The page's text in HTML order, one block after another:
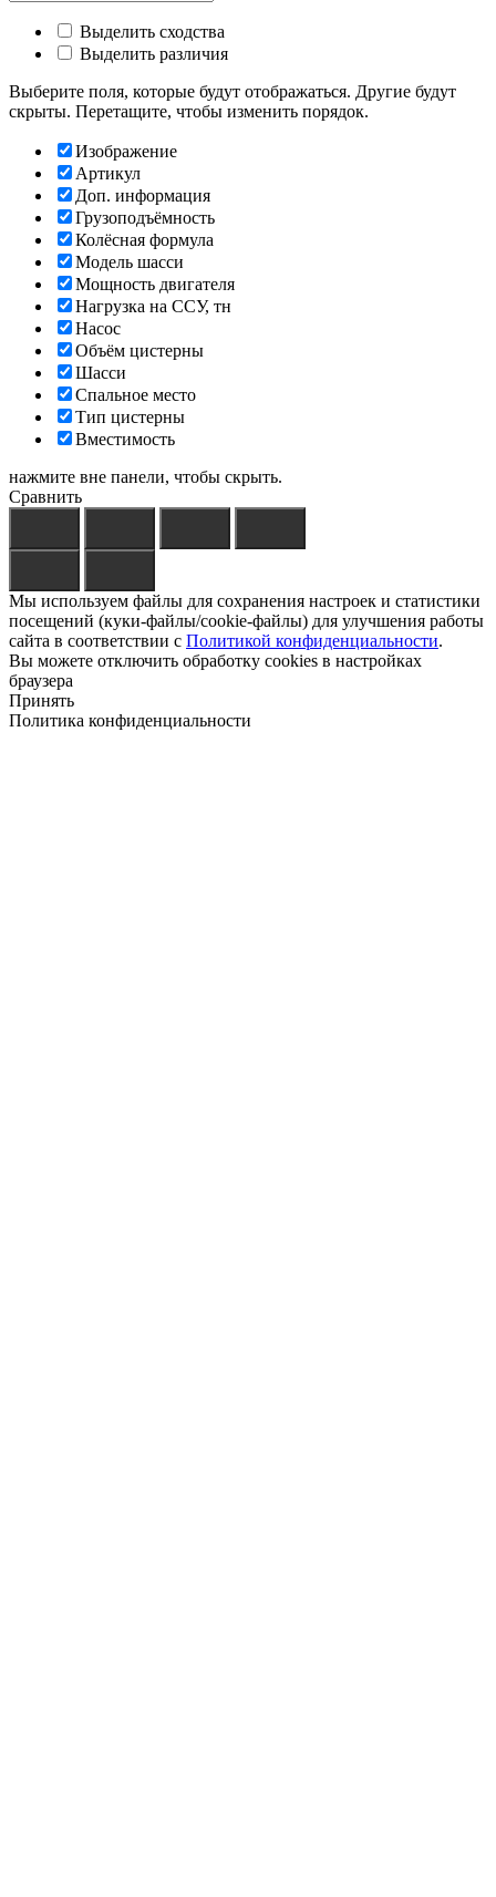
Выделить сходства
Выделить различия
Выберите поля, которые будут отображаться. Другие будут
скрыты. Перетащите, чтобы изменить порядок.
Изображение
Артикул
Доп. информация
Грузоподъёмность
Колёсная формула
Модель шасси
Мощность двигателя
Нагрузка на ССУ, тн
Насос
Объём цистерны
Шасси
Спальное место
Тип цистерны
Вместимость
нажмите вне панели, чтобы скрыть.
Сравнить
Мы используем файлы для сохранения настроек и статистики
посещений (куки-файлы/cookie-файлы) для улучшения работы
сайта в соответствии с Политикой конфиденциальности.
Вы можете отключить обработку cookies в настройках
браузера
Принять
Политика конфиденциальности